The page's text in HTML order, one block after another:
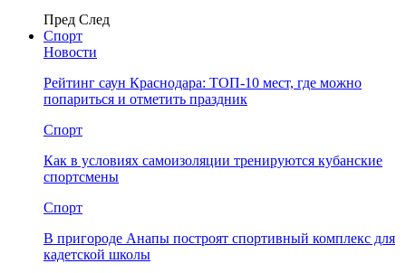
Пред След
Спорт
Новости
Рейтинг саун Краснодара: ТОП-10 мест, где можно
попариться и отметить праздник
Спорт
Как в условиях самоизоляции тренируются кубанские
спортсмены
Спорт
В пригороде Анапы построят спортивный комплекс для
кадетской школы